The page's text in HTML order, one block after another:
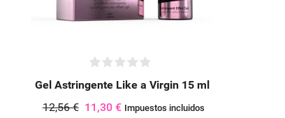
Gel Astringente Like a Virgin 15 ml
12,56 € 11,30 € Impuestos incluidos